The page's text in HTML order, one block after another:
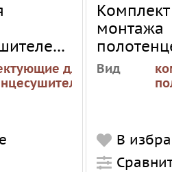
К-02для
монтажа
TERA
Вид
В